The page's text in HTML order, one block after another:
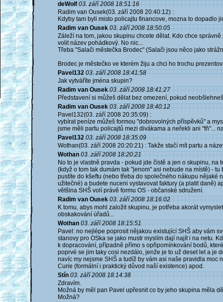
deWolf 03. září 2008 18:51:16
Radim van Ousek(03. září 2008 20:40:12) :
Kdyby tam byli misto policajtu financove, mozna to dopadlo
Radim van Ousek 03. září 2008 18:50:05
Záleží na tom, jakou skupinu chcete dělat. Kdo chce
volit název pohádkový. No nic...
Třeba "Salači městečka Brodec" (Salači jsou něco jako
Brodec je městečko ve kterém žiju a chci ho trochu
Pavel132 03. září 2008 18:41:58
Jak vytváříte jména skupin?
Radim van Ousek 03. září 2008 18:41:27
Představení si můžeš dělat bez omezení, pokud
Radim van Ousek 03. září 2008 18:40:12
Pavel132(03. září 2008 20:35:09) :
vybírat peníze můžeš formou "dobrovolných příspěvků" a
jsme měli partu policajtů mezi divákama a neřekli ani "fň"...
Pavel132 03. září 2008 18:35:09
Wothan(03. září 2008 20:20:21) : Takže stačí mít partu a
Wothan 03. září 2008 18:20:21
No to je vlastně pravda - pokud jde čistě a jen o skupinu,
(když o tom tak dumám tak "jenom" asi nebude na místě) -
pustíte do kšeftu (nebo třeba do společného nákupu nějaké
užitečné) a budete nuceni vystavovat faktury (a platit daně)
většina SHŠ volí právě formu OS - občanské sdružení.
Radim van Ousek 03. září 2008 18:16:02
K tomu, abys mohl založit skupinu, je potřeba akorát
obskakování úřadů...
Wothan 03. září 2008 18:15:51
Pavel: no nejlépe poprosit nějakou existující SHŠ aby vám
stanovy pro OSka se jako mustr myslím dají najít i na netu.
k dopracování, případně přímo s opřipomínkování bodů,
poprvé se jim taky cosi nezdálo, jenže je to už deset let a je
navíc my nejsme SHŠ a tudíž by vám asi naše pravidla moc
Curie (formální i praktický důvod naší existence) apod.
Stín 03. září 2008 18:14:38
Zdravím.
Možná by měl pan Pavel upřesnit co by jeho skupina měla
Možná?